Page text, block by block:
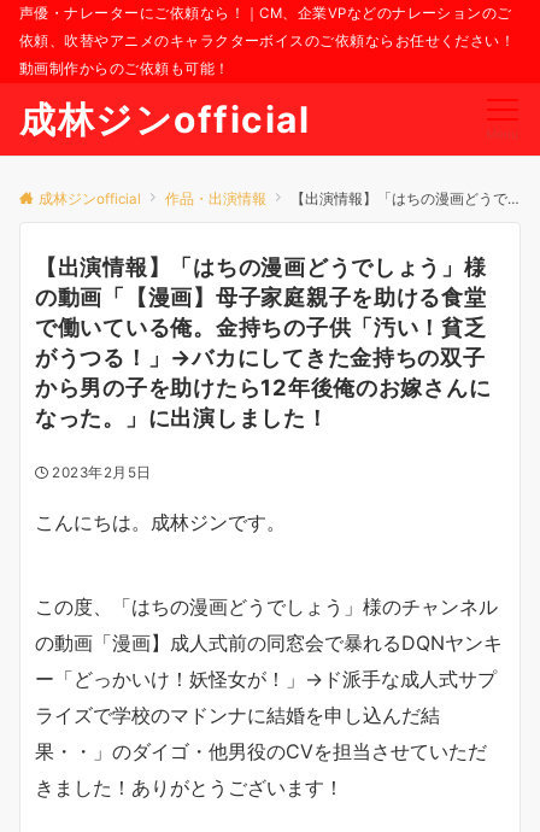
声優・ナレーターにご依頼なら！｜CM、企業VPなどのナレーションのご
依頼、吹替やアニメのキャラクターボイスのご依頼ならお任せください！
動画制作からのご依頼も可能！
成林ジンofficial Menu
成林ジンofficial 作品・出演情報 【出演情報】「はちの漫画どうでしょう」様の動画「【漫画】母子家庭親子を助ける食堂で働いている俺。金持ちの子供「汚い！貧乏がうつる！」→バカにしてきた金持ちの双子から男の子を助けたら12年後俺のお嫁さんになった。」に出演しました！
【出演情報】「はちの漫画どうでしょう」様
の動画「【漫画】母子家庭親子を助ける食堂
で働いている俺。金持ちの子供「汚い！貧乏
がうつる！」→バカにしてきた金持ちの双子
から男の子を助けたら12年後俺のお嫁さんに
なった。」に出演しました！
2023年2月5日
こんにちは。成林ジンです。
この度、「はちの漫画どうでしょう」様のチャンネル
の動画「漫画】成人式前の同窓会で暴れるDQNヤンキ
ー「どっかいけ！妖怪女が！」→ド派手な成人式サプ
ライズで学校のマドンナに結婚を申し込んだ結
果・・」のダイゴ・他男役のCVを担当させていただ
きました！ありがとうございます！